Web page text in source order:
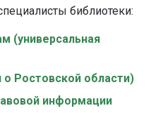
библиотеки:
(универсальная
Ростовской области)
информации